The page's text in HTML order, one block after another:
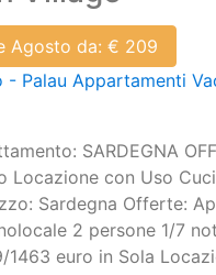
Agosto da: € 209
- Palau Appartamenti
Locazione con Uso
Sardegna Offerte:
2 persone 1/7
1463 euro in Sola
€